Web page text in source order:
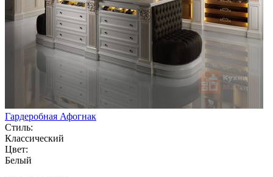
Гардеробная Афогнак
Стиль:
Классический
Цвет:
Белый